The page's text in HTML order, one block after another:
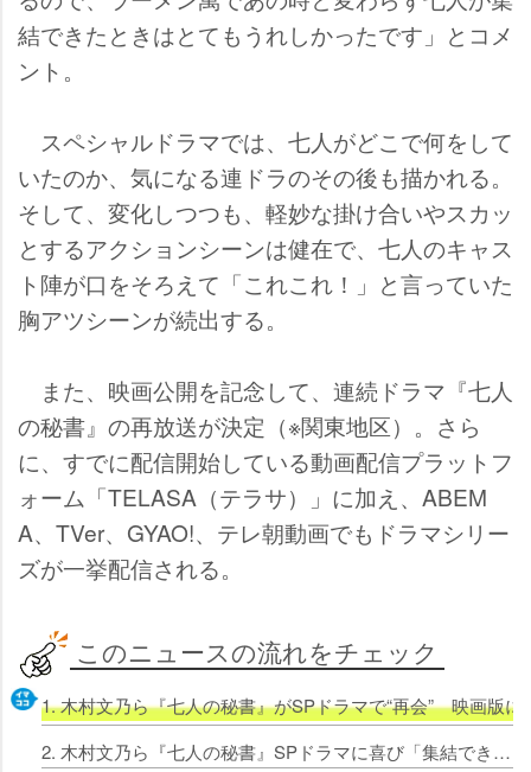
結できたときはとてもうれしかったです」とコメ
ント。
スペシャルドラマでは、七人がどこで何をして
いたのか、気になる連ドラのその後も描かれる。
そして、変化しつつも、軽妙な掛け合いやスカッ
とするアクションシーンは健在で、七人のキャス
ト陣が口をそろえて「これこれ！」と言っていた
胸アツシーンが続出する。
また、映画公開を記念して、連続ドラマ『七人
の秘書』の再放送が決定（※関東地区）。さら
に、すでに配信開始している動画配信プラットフ
ォーム「TELASA（テラサ）」に加え、ABEM
A、TVer、GYAO!、テレ朝動画でもドラマシリー
ズが一挙配信される。
このニュースの流れをチェック
1. 木村文乃ら『七人の秘書』がSPドラマで“再会” 映画版に
2. 木村文乃ら『七人の秘書』SPドラマに喜び「集結できてうれしかった」【キャスト7人コメント全文】